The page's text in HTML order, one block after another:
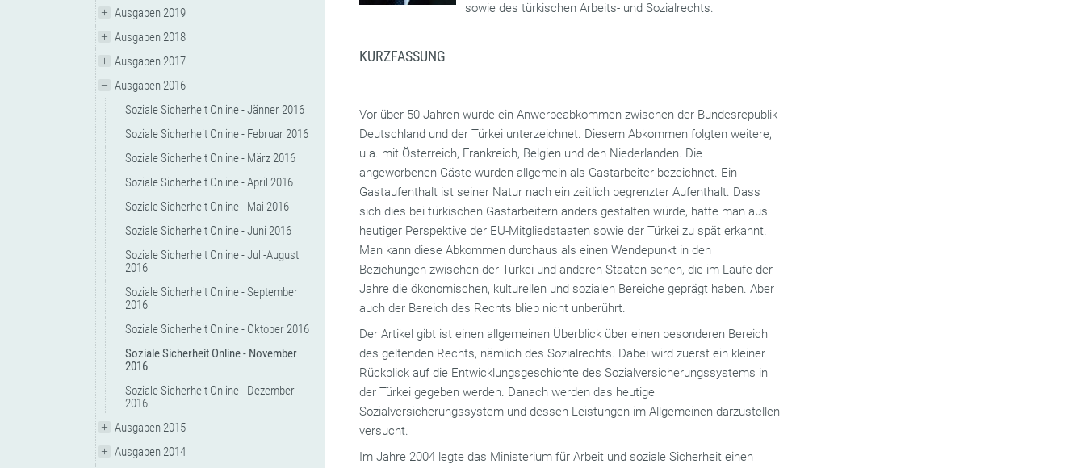
Ausgaben 2019
Ausgaben 2018
Ausgaben 2017
Ausgaben 2016
Soziale Sicherheit Online - Jänner 2016
Soziale Sicherheit Online - Februar 2016
Soziale Sicherheit Online - März 2016
Soziale Sicherheit Online - April 2016
Soziale Sicherheit Online - Mai 2016
Soziale Sicherheit Online - Juni 2016
Soziale Sicherheit Online - Juli-August
2016
Soziale Sicherheit Online - September
2016
Soziale Sicherheit Online - Oktober 2016
Soziale Sicherheit Online - November
2016
Soziale Sicherheit Online - Dezember
2016
Ausgaben 2015
Ausgaben 2014
sowie des türkischen Arbeits- und Sozialrechts.
KURZFASSUNG
Vor über 50 Jahren wurde ein Anwerbeabkommen zwischen der Bundesrepublik
Deutschland und der Türkei unterzeichnet. Diesem Abkommen folgten weitere,
u.a. mit Österreich, Frankreich, Belgien und den Niederlanden. Die
angeworbenen Gäste wurden allgemein als Gastarbeiter bezeichnet. Ein
Gastaufenthalt ist seiner Natur nach ein zeitlich begrenzter Aufenthalt. Dass
sich dies bei türkischen Gastarbeitern anders gestalten würde, hatte man aus
heutiger Perspektive der EU-Mitgliedstaaten sowie der Türkei zu spät erkannt.
Man kann diese Abkommen durchaus als einen Wendepunkt in den
Beziehungen zwischen der Türkei und anderen Staaten sehen, die im Laufe der
Jahre die ökonomischen, kulturellen und sozialen Bereiche geprägt haben. Aber
auch der Bereich des Rechts blieb nicht unberührt.
Der Artikel gibt ist einen allgemeinen Überblick über einen besonderen Bereich
des geltenden Rechts, nämlich des Sozialrechts. Dabei wird zuerst ein kleiner
Rückblick auf die Entwicklungsgeschichte des Sozialversicherungssystems in
der Türkei gegeben werden. Danach werden das heutige
Sozialversicherungssystem und dessen Leistungen im Allgemeinen darzustellen
versucht.
Im Jahre 2004 legte das Ministerium für Arbeit und soziale Sicherheit einen